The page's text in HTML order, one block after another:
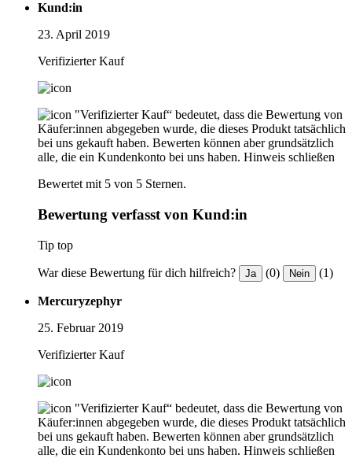
Kund:in
23. April 2019
Verifizierter Kauf
"Verifizierter Kauf“ bedeutet, dass die Bewertung von
Käufer:innen abgegeben wurde, die dieses Produkt tatsächlich
bei uns gekauft haben. Bewerten können aber grundsätzlich
alle, die ein Kundenkonto bei uns haben. Hinweis schließen
Bewertet mit 5 von 5 Sternen.
Bewertung verfasst von Kund:in
Tip top
War diese Bewertung für dich hilfreich? Ja (0) Nein (1)
Mercuryzephyr
25. Februar 2019
Verifizierter Kauf
"Verifizierter Kauf“ bedeutet, dass die Bewertung von
Käufer:innen abgegeben wurde, die dieses Produkt tatsächlich
bei uns gekauft haben. Bewerten können aber grundsätzlich
alle, die ein Kundenkonto bei uns haben. Hinweis schließen